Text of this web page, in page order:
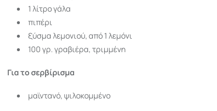
1 λίτρο γάλα
πιπέρι
ξύσμα λεμονιού, από 1 λεμόνι
100 γρ. γραβιέρα, τριμμένη
Για το σερβίρισμα
μαϊντανό, ψιλοκομμένο